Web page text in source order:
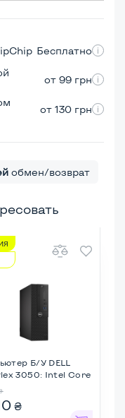
Бесплатно
от 99 грн
от 130 грн
обмен/возврат
Б/У DELL
3050: Intel Core
₴